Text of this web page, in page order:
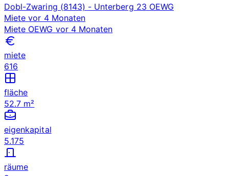
Dobl-Zwaring (8143) - Unterberg 23 OEWG
Miete vor 4 Monaten
Miete OEWG vor 4 Monaten
miete
616
fläche
52.7 m²
eigenkapital
5.175
räume